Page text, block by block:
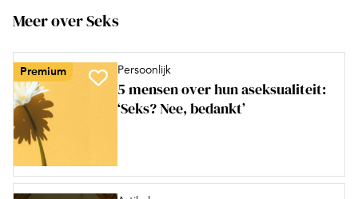
Meer over Seks
Premium Persoonlijk
5 mensen over hun aseksualiteit:
‘Seks? Nee, bedankt’